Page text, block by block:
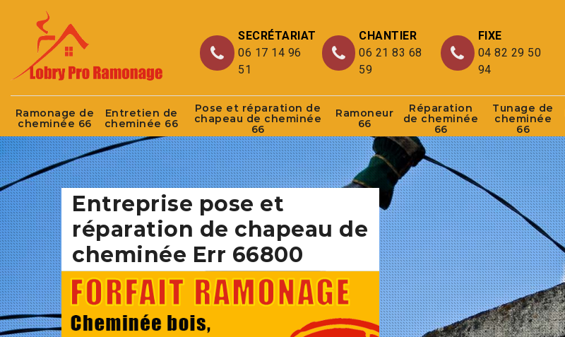
SECRÉTARIAT
06 17 14 96
51
CHANTIER
06 21 83 68
59
FIXE
04 82 29 50
94
Ramonage de
cheminée 66
Entretien de
cheminée 66
Pose et réparation de
chapeau de cheminée
66
Ramoneur
66
Réparation
de cheminée
66
Tunage de
cheminée
66
Entreprise pose et
réparation de chapeau de
cheminée Err 66800